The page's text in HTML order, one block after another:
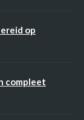
op
compleet